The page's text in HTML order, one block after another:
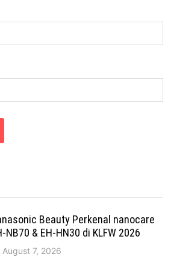
Beauty Perkenal nanocare
NB70 & EH-HN30 di KLFW 2026
August 7, 2026